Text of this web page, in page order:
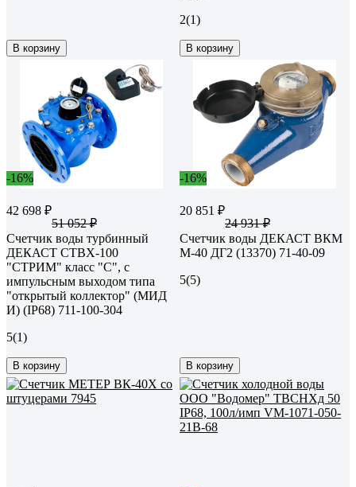
В корзину
2(1)
В корзину
-16%
42 698 ₽
51 052 ₽
Счетчик воды турбинный
ДЕКАСТ СТВХ-100
"СТРИМ" класс "С", с
импульсным выходом типа
"открытый коллектор" (МИД
И) (IP68) 711-100-304
5(1)
В корзину
-16%
20 851 ₽
24 931 ₽
Счетчик воды ДЕКАСТ ВКМ
М-40 ДГ2 (13370) 71-40-09
5(5)
В корзину